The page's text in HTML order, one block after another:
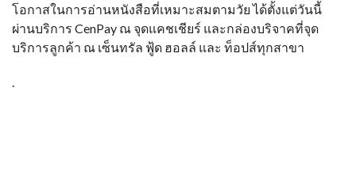
โอกาสในการอ่านหนังสือที่เหมาะสมตามวัย ได้ตั้งแต่วันนี้
ผ่านบริการ CenPay ณ จุดแคชเชียร์ และกล่องบริจาคที่จุด
บริการลูกค้า ณ เซ็นทรัล ฟู้ด ฮอลล์ และ ท็อปส์ทุกสาขา